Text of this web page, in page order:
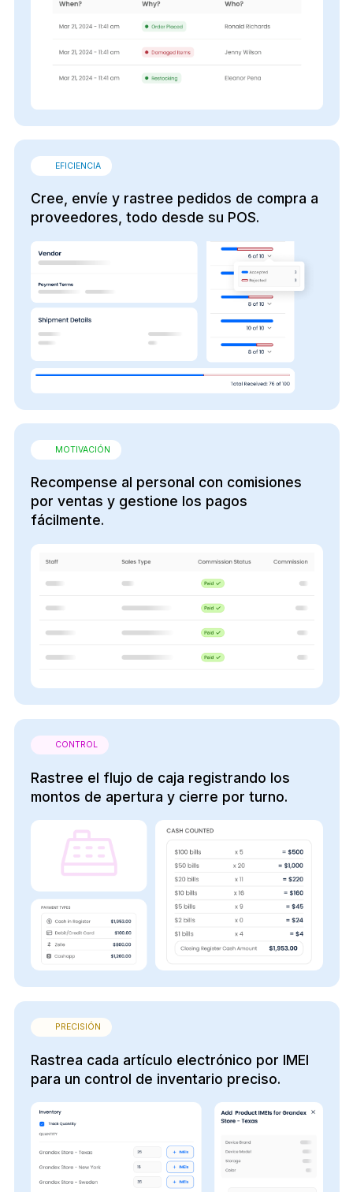
EFICIENCIA
Cree, envíe y rastree pedidos de compra a
proveedores, todo desde su POS.
MOTIVACIÓN
Recompense al personal con comisiones
por ventas y gestione los pagos
fácilmente.
CONTROL
Rastree el flujo de caja registrando los
montos de apertura y cierre por turno.
PRECISIÓN
Rastrea cada artículo electrónico por IMEI
para un control de inventario preciso.